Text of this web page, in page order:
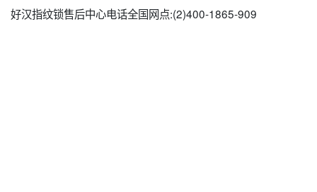
好汉指纹锁售后中心电话全国网点:(2)400-1865-909